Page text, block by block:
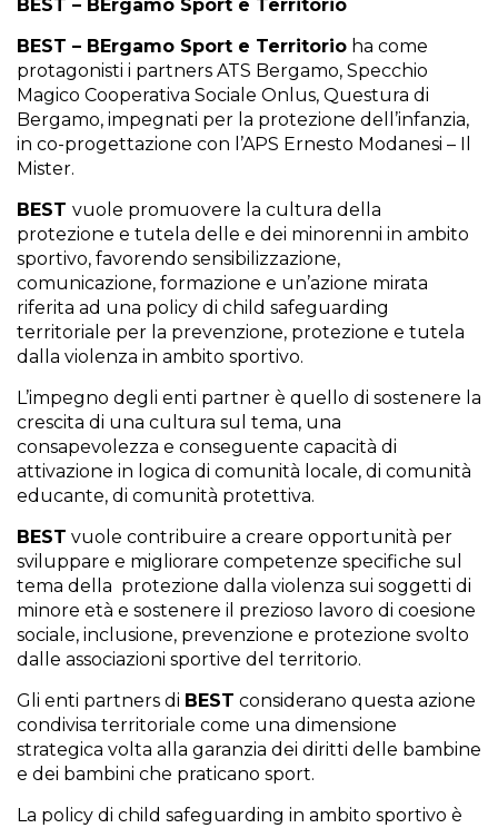
BEST – BErgamo Sport e Territorio
BEST – BErgamo Sport e Territorio ha come
protagonisti i partners ATS Bergamo, Specchio
Magico Cooperativa Sociale Onlus, Questura di
Bergamo, impegnati per la protezione dell’infanzia,
in co-progettazione con l’APS Ernesto Modanesi – Il
Mister.
BEST vuole promuovere la cultura della
protezione e tutela delle e dei minorenni in ambito
sportivo, favorendo sensibilizzazione,
comunicazione, formazione e un’azione mirata
riferita ad una policy di child safeguarding
territoriale per la prevenzione, protezione e tutela
dalla violenza in ambito sportivo.
L’impegno degli enti partner è quello di sostenere la
crescita di una cultura sul tema, una
consapevolezza e conseguente capacità di
attivazione in logica di comunità locale, di comunità
educante, di comunità protettiva.
BEST vuole contribuire a creare opportunità per
sviluppare e migliorare competenze specifiche sul
tema della protezione dalla violenza sui soggetti di
minore età e sostenere il prezioso lavoro di coesione
sociale, inclusione, prevenzione e protezione svolto
dalle associazioni sportive del territorio.
Gli enti partners di BEST considerano questa azione
condivisa territoriale come una dimensione
strategica volta alla garanzia dei diritti delle bambine
e dei bambini che praticano sport.
La policy di child safeguarding in ambito sportivo è